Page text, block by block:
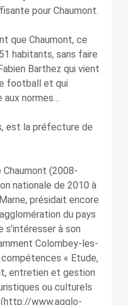
pour Chaumont.
que Chaumont, ce
habitants, sans faire
Barthez qui vient
football et qui
aux normes…
est la préfecture de
Chaumont (2008-
nationale de 2010 à
présidait encore
du pays
à son
Colombey-les-
« Etude,
entretien et gestion
ou culturels
(http://www.agglo-